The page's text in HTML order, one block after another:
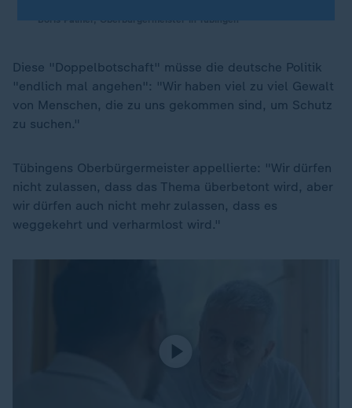
Diese "Doppelbotschaft" müsse die deutsche Politik
"endlich mal angehen": "Wir haben viel zu viel Gewalt
von Menschen, die zu uns gekommen sind, um Schutz
zu suchen."
Tübingens Oberbürgermeister appellierte: "Wir dürfen
nicht zulassen, dass das Thema überbetont wird, aber
wir dürfen auch nicht mehr zulassen, dass es
weggekehrt und verharmlost wird."